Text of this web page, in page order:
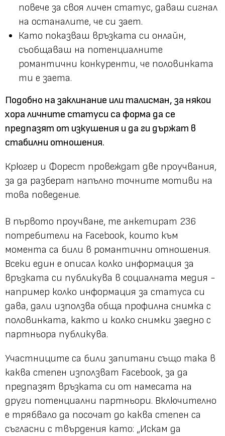
повече за своя личен статус, даваш сигнал
на останалите, че си зает.
Като показваш връзката си онлайн,
съобщаваш на потенциалните
романтични конкуренти, че половинката
ти е заета.
Подобно на заклинание или талисман, за някои
хора личните статуси са форма да се
предпазят от изкушения и да ги държат в
стабилни отношения.
Крюгер и Форест провеждат две проучвания,
за да разберат напълно точните мотиви на
това поведение.
В първото проучване, те анкетират 236
потребители на Facebook, които към
момента са били в романтични отношения.
Всеки един е описал колко информация за
връзката си публикува в социалната медия -
например колко информация за статуса си
дава, дали използва обща профилна снимка с
половинката, както и колко снимки заедно с
партньора публикува.
Участниците са били запитани също така в
каква степен използват Facebook, за да
предпазят връзката си от намесата на
други потенциални партньори. Включително
е трябвало да посочат до каква степен са
съгласни с твърдения като: „Искам да